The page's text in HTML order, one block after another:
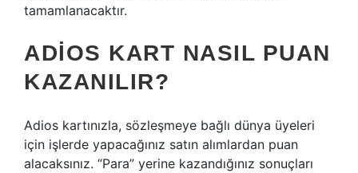
tamamlanacaktır.
ADIOS KART NASIL PUAN
KAZANILIR?
Adios kartınızla, sözleşmeye bağlı dünya üyeleri
için işlerde yapacağınız satın alımlardan puan
alacaksınız. “Para” yerine kazandığınız sonuçları